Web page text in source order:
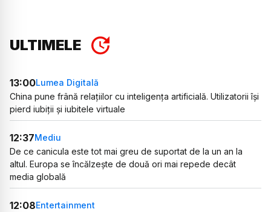
ULTIMELE
13:00Lumea Digitală
China pune frână relațiilor cu inteligența artificială. Utilizatorii își
pierd iubiții și iubitele virtuale
12:37Mediu
De ce canicula este tot mai greu de suportat de la un an la
altul. Europa se încălzește de două ori mai repede decât
media globală
12:08Entertainment